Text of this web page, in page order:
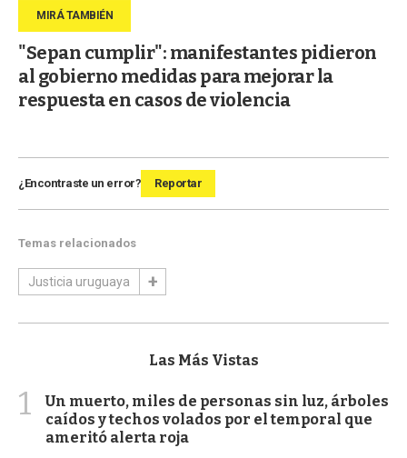
"Sepan cumplir": manifestantes pidieron
al gobierno medidas para mejorar la
respuesta en casos de violencia
¿Encontraste un error? Reportar
Temas relacionados
Justicia uruguaya
Las Más Vistas
1
Un muerto, miles de personas sin luz, árboles
caídos y techos volados por el temporal que
ameritó alerta roja